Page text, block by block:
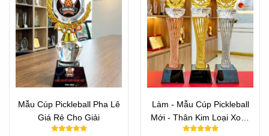
Mẫu Cúp Pickleball Pha Lê
Giá Rẻ Cho Giải
Làm - Mẫu Cúp Pickleball
Mới - Thân Kim Loại Xoắn
Sợi